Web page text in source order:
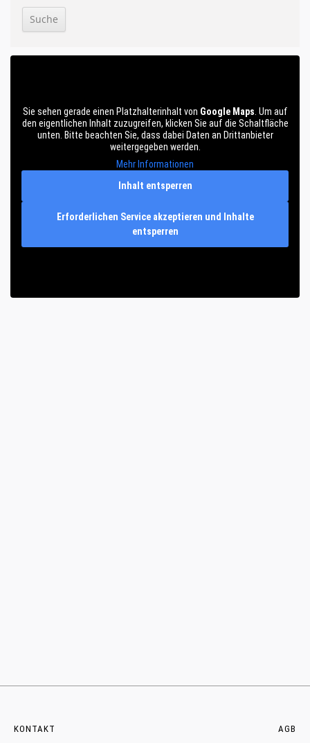
Sie sehen gerade einen Platzhalterinhalt von Google Maps . Um auf
den eigentlichen Inhalt zuzugreifen, klicken Sie auf die Schaltfläche
unten. Bitte beachten Sie, dass dabei Daten an Drittanbieter
weitergegeben werden.
Mehr Informationen
Inhalt entsperren
Erforderlichen Service akzeptieren und Inhalte
entsperren
KONTAKT
AGB